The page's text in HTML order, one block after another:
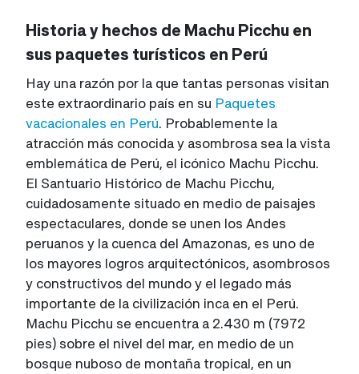
Historia y hechos de Machu Picchu en
sus paquetes turísticos en Perú
Hay una razón por la que tantas personas visitan
este extraordinario país en su Paquetes
vacacionales en Perú. Probablemente la
atracción más conocida y asombrosa sea la vista
emblemática de Perú, el icónico Machu Picchu.
El Santuario Histórico de Machu Picchu,
cuidadosamente situado en medio de paisajes
espectaculares, donde se unen los Andes
peruanos y la cuenca del Amazonas, es uno de
los mayores logros arquitectónicos, asombrosos
y constructivos del mundo y el legado más
importante de la civilización inca en el Perú.
Machu Picchu se encuentra a 2.430 m (7972
pies) sobre el nivel del mar, en medio de un
bosque nuboso de montaña tropical, en un